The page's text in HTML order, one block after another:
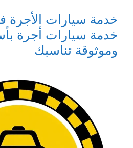
خدمة سيارات
خدمة سيارات أجرة
وموثوقة تناسبك